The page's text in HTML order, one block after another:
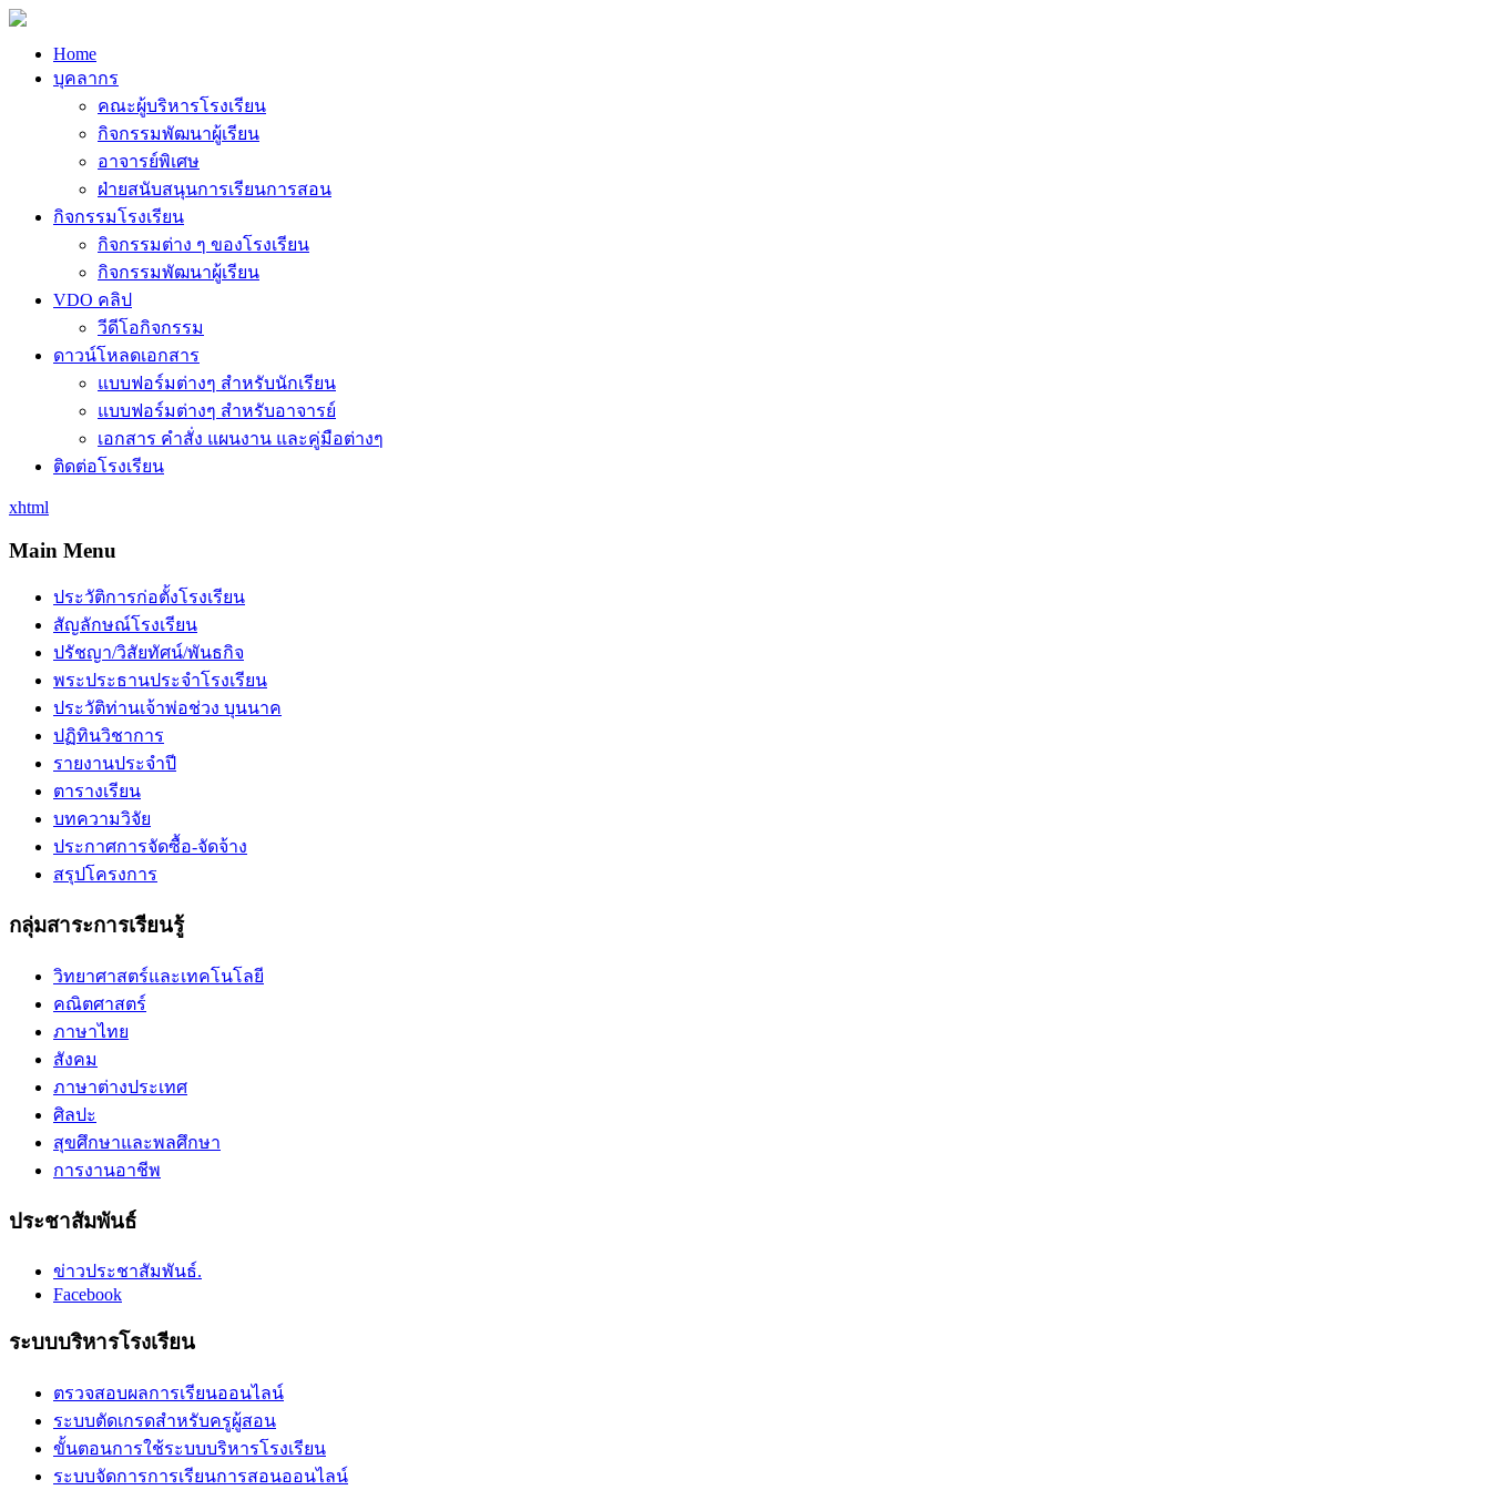
Home
บุคลากร
คณะผู้บริหารโรงเรียน
กิจกรรมพัฒนาผู้เรียน
อาจารย์พิเศษ
ฝ่ายสนับสนุนการเรียนการสอน
กิจกรรมโรงเรียน
กิจกรรมต่าง ๆ ของโรงเรียน
กิจกรรมพัฒนาผู้เรียน
VDO คลิป
วีดีโอกิจกรรม
ดาวน์โหลดเอกสาร
แบบฟอร์มต่างๆ สำหรับนักเรียน
แบบฟอร์มต่างๆ สำหรับอาจารย์
เอกสาร คำสั่ง แผนงาน และคู่มือต่างๆ
ติดต่อโรงเรียน
xhtml
Main Menu
ประวัติการก่อตั้งโรงเรียน
สัญลักษณ์โรงเรียน
ปรัชญา/วิสัยทัศน์/พันธกิจ
พระประธานประจำโรงเรียน
ประวัติท่านเจ้าพ่อช่วง บุนนาค
ปฏิทินวิชาการ
รายงานประจำปี
ตารางเรียน
บทความวิจัย
ประกาศการจัดซื้อ-จัดจ้าง
สรุปโครงการ
กลุ่มสาระการเรียนรู้
วิทยาศาสตร์และเทคโนโลยี
คณิตศาสตร์
ภาษาไทย
สังคม
ภาษาต่างประเทศ
ศิลปะ
สุขศึกษาและพลศึกษา
การงานอาชีพ
ประชาสัมพันธ์
ข่าวประชาสัมพันธ์.
Facebook
ระบบบริหารโรงเรียน
ตรวจสอบผลการเรียนออนไลน์
ระบบตัดเกรดสำหรับครูผู้สอน
ขั้นตอนการใช้ระบบบริหารโรงเรียน
ระบบจัดการการเรียนการสอนออนไลน์